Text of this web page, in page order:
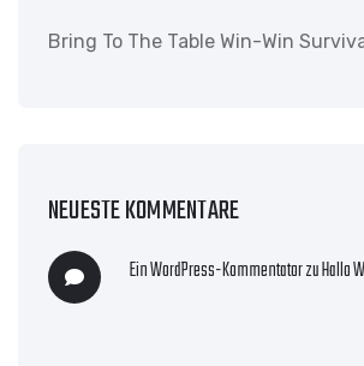
Bring To The Table Win-Win
NEUESTE KOMMENTARE
Ein WordPress-KommentatorzuHallo